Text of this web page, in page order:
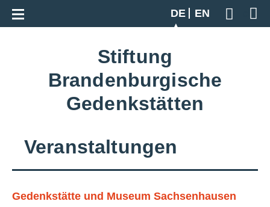
DE
EN
Geben
Zur Gesamtübersicht
Stiftung
Brandenburgische
Gedenkstätten
Veranstaltungen
Gedenkstätte und Museum Sachsenhausen